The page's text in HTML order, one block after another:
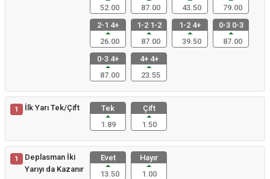
52.00
87.00
43.50
79.00
2-1 4+
26.00
1-2 1-2
87.00
1-2 4+
39.50
0-3 0-3
87.00
0-3 4+
87.00
4+ 4+
23.55
1 İlk Yarı Tek/Çift
Tek
1.89
Çift
1.50
1
Deplasman İki
Yarıyı da Kazanır
Evet
13.50
Hayır
1.00